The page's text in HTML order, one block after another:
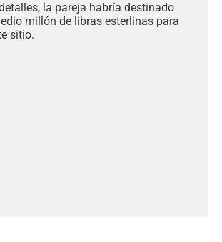
la pareja habría destinado
millón de libras esterlinas para
sitio.